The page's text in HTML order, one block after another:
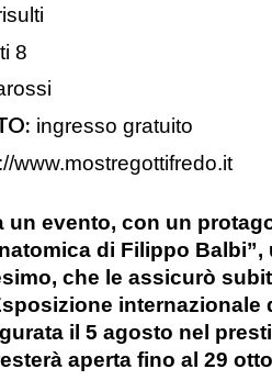
8
ingresso gratuito
www.mostregottifredo.it
un evento, con un
di Filippo Balbi”,
che le assicurò
internazionale
il 5 agosto nel
aperta fino al 29